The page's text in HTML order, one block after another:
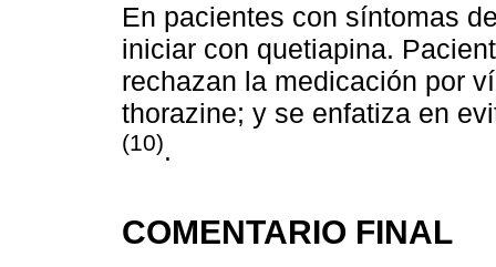
En pacientes con síntomas
iniciar con quetiapina.
rechazan la medicación por
thorazine; y se enfatiza en
(10).
COMENTARIO FINAL